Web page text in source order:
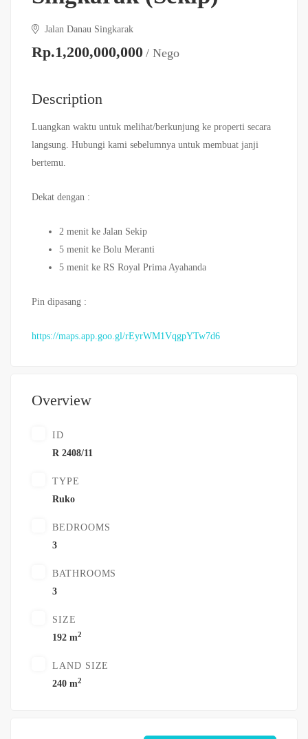
Jalan Danau Singkarak
Rp.1,200,000,000 / Nego
Description
Luangkan waktu untuk melihat/berkunjung ke properti secara
langsung. Hubungi kami sebelumnya untuk membuat janji
bertemu.
Dekat dengan :
2 menit ke Jalan Sekip
5 menit ke Bolu Meranti
5 menit ke RS Royal Prima Ayahanda
Pin dipasang :
https://maps.app.goo.gl/rEyrWM1VqgpYTw7d6
Overview
ID
R 2408/11
TYPE
Ruko
BEDROOMS
3
BATHROOMS
3
SIZE
192 m2
LAND SIZE
240 m2